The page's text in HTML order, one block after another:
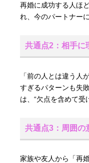
再婚に成功する人ほ
れ、今のパートナー
共通点2：相手に
「前の人とは違う人
すぎるパターンも失
は、“欠点を含めて受
共通点3：周囲の
家族や友人から「再